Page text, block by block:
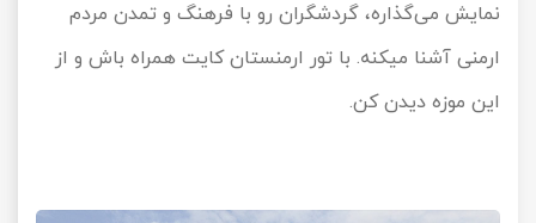
نمایش می‌گذاره، گردشگران رو با فرهنگ و تمدن مردم
ارمنی آشنا میکنه. با تور ارمنستان کایت همراه باش و از
این موزه دیدن کن.